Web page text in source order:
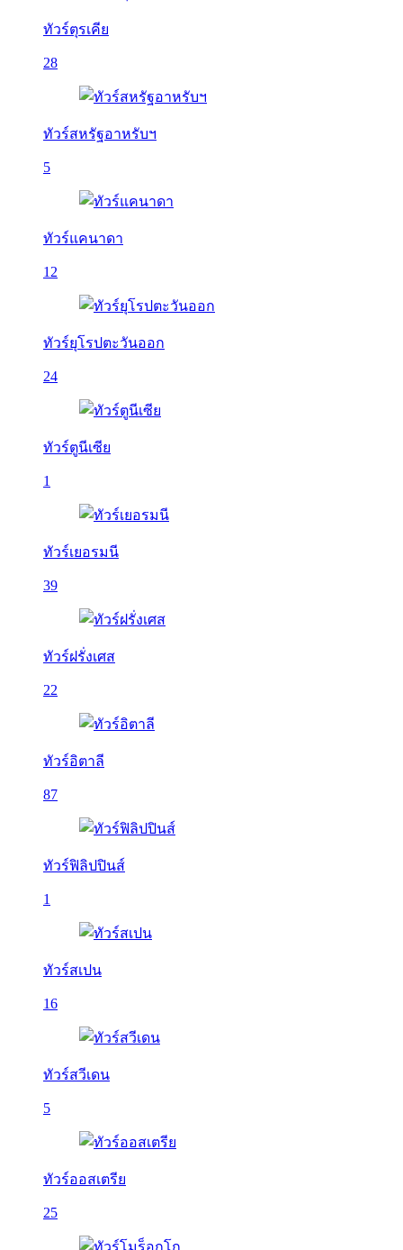
ทัวร์ตุรเคีย
28
ทัวร์สหรัฐอาหรับฯ
5
ทัวร์แคนาดา
12
ทัวร์ยุโรปตะวันออก
24
ทัวร์ตูนีเซีย
1
ทัวร์เยอรมนี
39
ทัวร์ฝรั่งเศส
22
ทัวร์อิตาลี
87
ทัวร์ฟิลิปปินส์
1
ทัวร์สเปน
16
ทัวร์สวีเดน
5
ทัวร์ออสเตรีย
25